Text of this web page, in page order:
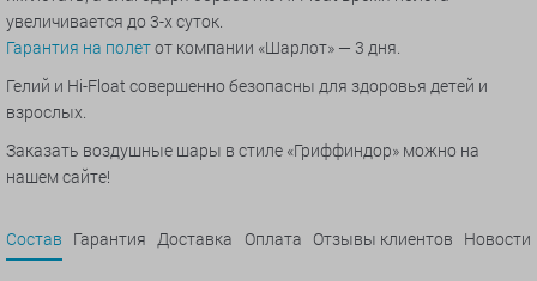
увеличивается до 3-х суток.
Гарантия на полетот компании «Шарлот» — 3 дня.
Гелий и Hi-Float совершенно безопасны для здоровья детей и
взрослых.
Заказать воздушные шары в стиле «Гриффиндор» можно на
нашем сайте!
Состав Гарантия Доставка Оплата Отзывы клиентов Новости